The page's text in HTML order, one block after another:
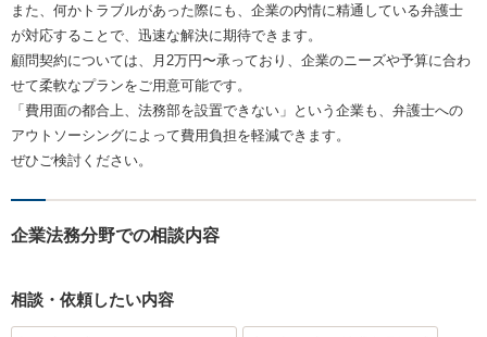
また、何かトラブルがあった際にも、企業の内情に精通している弁護士
が対応することで、迅速な解決に期待できます。
顧問契約については、月2万円〜承っており、企業のニーズや予算に合わ
せて柔軟なプランをご用意可能です。
「費用面の都合上、法務部を設置できない」という企業も、弁護士への
アウトソーシングによって費用負担を軽減できます。
ぜひご検討ください。
企業法務分野での相談内容
相談・依頼したい内容